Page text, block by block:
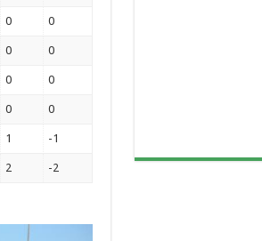
0 0
0 0
0 0
0 0
1 -1
2 -2